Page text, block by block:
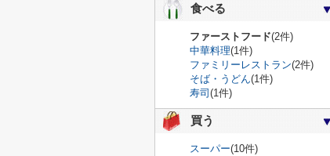
食べる
ファーストフード(2件)
中華料理(1件)
ファミリーレストラン(2件)
そば・うどん(1件)
寿司 (1件)
買う
スーパー(10件)